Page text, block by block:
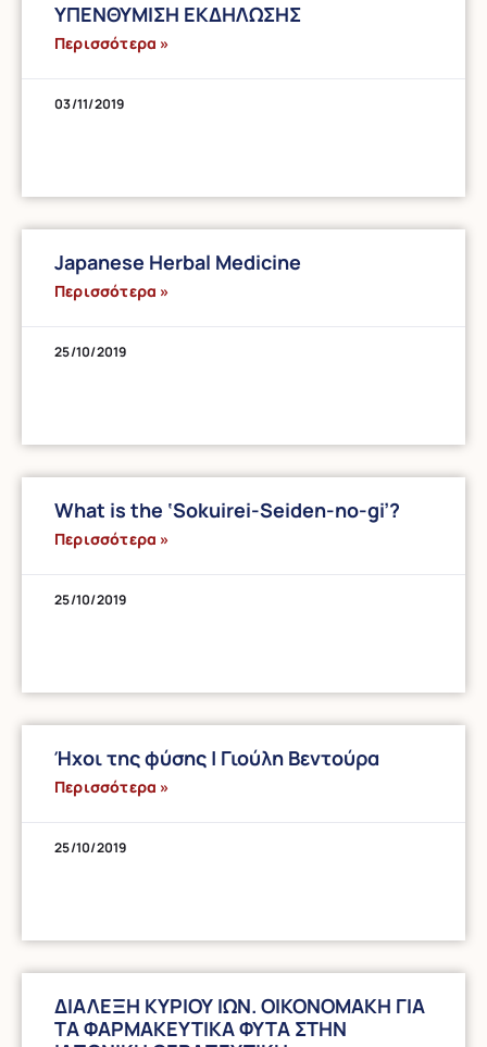
ΥΠΕΝΘΥΜΙΣΗ ΕΚΔΗΛΩΣΗΣ
Περισσότερα »
03/11/2019
Japanese Herbal Medicine
Περισσότερα »
25/10/2019
What is the ‘Sokuirei-Seiden-no-gi’?
Περισσότερα »
25/10/2019
Ήχοι της φύσης | Γιούλη Βεντούρα
Περισσότερα »
25/10/2019
ΔΙΑΛΕΞΗ ΚΥΡΙΟΥ ΙΩΝ. ΟΙΚΟΝΟΜΑΚΗ ΓΙΑ
ΤΑ ΦΑΡΜΑΚΕΥΤΙΚΑ ΦΥΤΑ ΣΤΗΝ